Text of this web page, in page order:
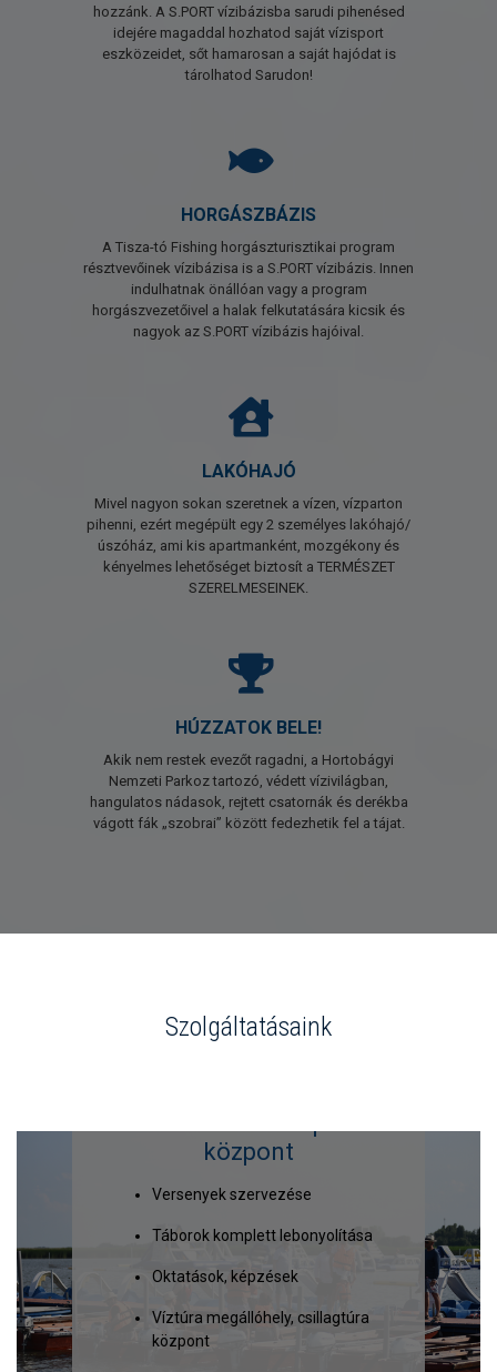
hozzánk. A S.PORT vízibázisba sarudi pihenésed
idejére magaddal hozhatod saját vízisport
eszközeidet, sőt hamarosan a saját hajódat is
tárolhatod Sarudon!
HORGÁSZBÁZIS
A Tisza-tó Fishing horgászturisztikai program
résztvevőinek vízibázisa is a S.PORT vízibázis. Innen
indulhatnak önállóan vagy a program
horgászvezetőivel a halak felkutatására kicsik és
nagyok az S.PORT vízibázis hajóival.
LAKÓHAJÓ
Mivel nagyon sokan szeretnek a vízen, vízparton
pihenni, ezért megépült egy 2 személyes lakóhajó/
úszóház, ami kis apartmanként, mozgékony és
kényelmes lehetőséget biztosít a TERMÉSZET
SZERELMESEINEK.
HÚZZATOK BELE!
Akik nem restek evezőt ragadni, a Hortobágyi
Nemzeti Parkoz tartozó, védett vízivilágban,
hangulatos nádasok, rejtett csatornák és derékba
vágott fák „szobrai” között fedezhetik fel a tájat.
Szolgáltatásaink
központ
Versenyek szervezése
Táborok komplett lebonyolítása
Oktatások, képzések
Víztúra megállóhely, csillagtúra
központ